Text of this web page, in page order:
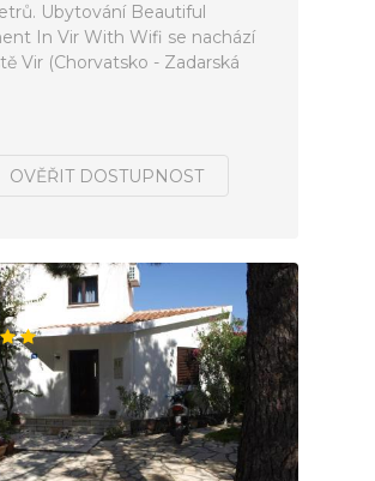
Ubytování Beautiful
In Vir With Wifi se nachází
Vir (Chorvatsko - Zadarská
OVĚŘIT DOSTUPNOST